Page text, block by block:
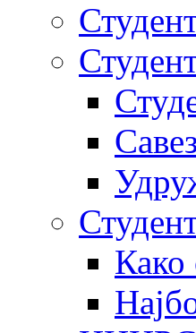
Како